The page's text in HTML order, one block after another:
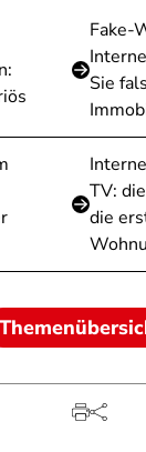
Fake-
Sie
TV:
die